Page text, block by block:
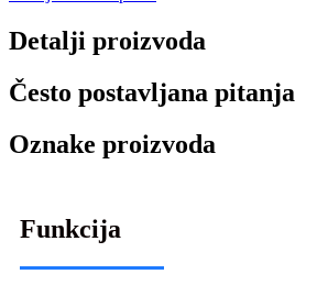
Detalji proizvoda
Često postavljana pitanja
Oznake proizvoda
Funkcija